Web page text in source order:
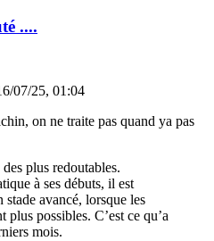
....
07/25, 01:04
on ne traite pas quand ya pas
plus redoutables.
à ses débuts, il est
avancé, lorsque les
plus possibles. C’est ce qu’a
mois.